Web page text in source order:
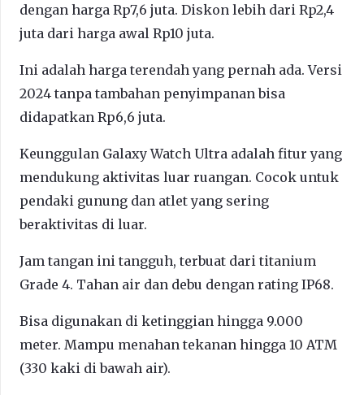
dengan harga Rp7,6 juta. Diskon lebih dari Rp2,4
juta dari harga awal Rp10 juta.
Ini adalah harga terendah yang pernah ada. Versi
2024 tanpa tambahan penyimpanan bisa
didapatkan Rp6,6 juta.
Keunggulan Galaxy Watch Ultra adalah fitur yang
mendukung aktivitas luar ruangan. Cocok untuk
pendaki gunung dan atlet yang sering
beraktivitas di luar.
Jam tangan ini tangguh, terbuat dari titanium
Grade 4. Tahan air dan debu dengan rating IP68.
Bisa digunakan di ketinggian hingga 9.000
meter. Mampu menahan tekanan hingga 10 ATM
(330 kaki di bawah air).